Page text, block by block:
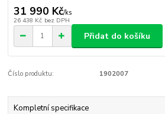
31 990 Kč/ks
26 438 Kč bez DPH
Přidat do košíku
Číslo produktu: 1902007
Kompletní specifikace